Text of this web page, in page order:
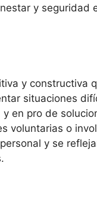
y seguridad
y constructiva
situaciones
en pro de
voluntarias o
y se